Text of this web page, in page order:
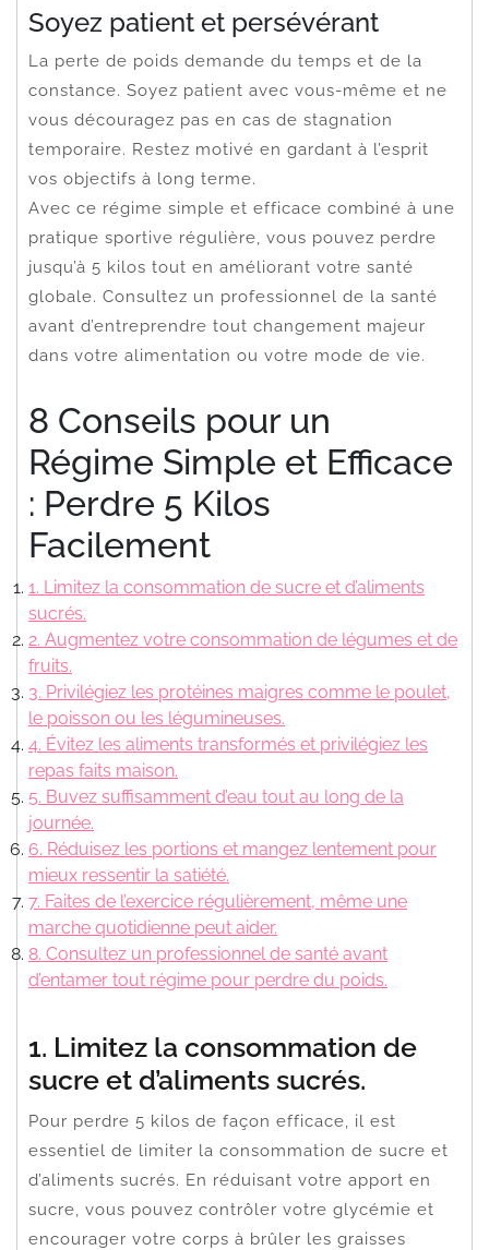
Soyez patient et persévérant
La perte de poids demande du temps et de la
constance. Soyez patient avec vous-même et ne
vous découragez pas en cas de stagnation
temporaire. Restez motivé en gardant à l’esprit
vos objectifs à long terme.
Avec ce régime simple et efficace combiné à une
pratique sportive régulière, vous pouvez perdre
jusqu’à 5 kilos tout en améliorant votre santé
globale. Consultez un professionnel de la santé
avant d’entreprendre tout changement majeur
dans votre alimentation ou votre mode de vie.
8 Conseils pour un
Régime Simple et Efficace
: Perdre 5 Kilos
Facilement
1. Limitez la consommation de sucre et d’aliments
sucrés.
2. Augmentez votre consommation de légumes et de
fruits.
3. Privilégiez les protéines maigres comme le poulet,
le poisson ou les légumineuses.
4. Évitez les aliments transformés et privilégiez les
repas faits maison.
5. Buvez suffisamment d’eau tout au long de la
journée.
6. Réduisez les portions et mangez lentement pour
mieux ressentir la satiété.
7. Faites de l’exercice régulièrement, même une
marche quotidienne peut aider.
8. Consultez un professionnel de santé avant
d’entamer tout régime pour perdre du poids.
1. Limitez la consommation de
sucre et d’aliments sucrés.
Pour perdre 5 kilos de façon efficace, il est
essentiel de limiter la consommation de sucre et
d’aliments sucrés. En réduisant votre apport en
sucre, vous pouvez contrôler votre glycémie et
encourager votre corps à brûler les graisses